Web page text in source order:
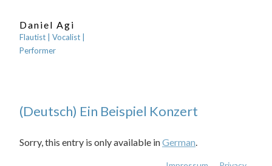
Daniel Agi
Flautist | Vocalist |
Performer
(Deutsch) Ein Beispiel Konzert
Sorry, this entry is only available inGerman.